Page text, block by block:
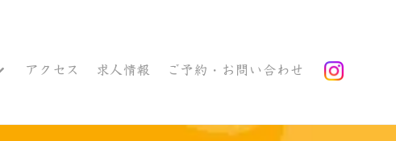
アクセス 求人情報 ご予約・お問い合わせ